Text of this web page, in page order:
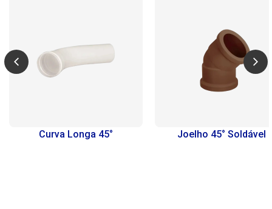
Curva Longa 45° Joelho 45° Soldável